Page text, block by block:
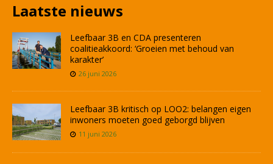
Laatste nieuws
Leefbaar 3B en CDA presenteren
coalitieakkoord: ‘Groeien met behoud van
karakter’
26 juni 2026
Leefbaar 3B kritisch op LOO2: belangen eigen
inwoners moeten goed geborgd blijven
11 juni 2026